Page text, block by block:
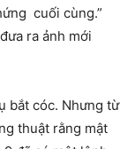
cuối cùng.”
ra ảnh mới
bắt cóc. Nhưng từ
thuật rằng mật